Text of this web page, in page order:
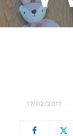
17/02/2017